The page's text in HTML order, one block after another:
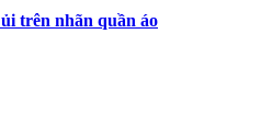
trên nhãn quần áo